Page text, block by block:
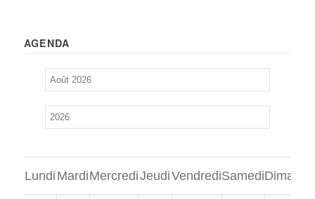
AGENDA
Lundi MardiMercrediJeudiVendrediSamedi